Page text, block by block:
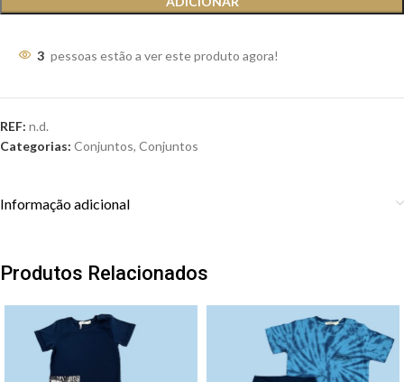
3 pessoas estão a ver este produto agora!
REF: n.d.
Categorias: Conjuntos, Conjuntos
Informação adicional
Produtos Relacionados